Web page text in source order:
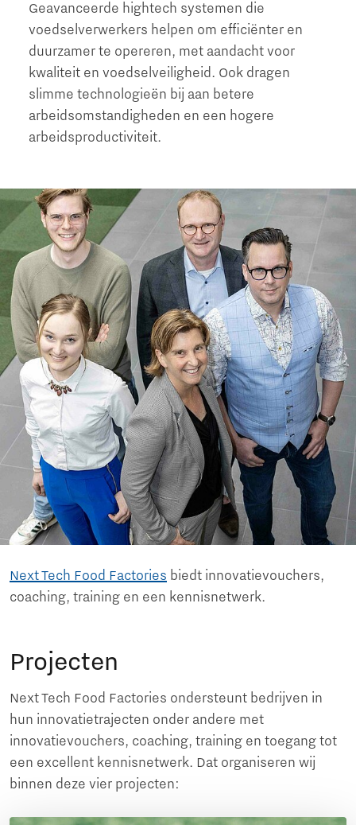
Geavanceerde hightech systemen die
voedselverwerkers helpen om efficiënter en
duurzamer te opereren, met aandacht voor
kwaliteit en voedselveiligheid. Ook dragen
slimme technologieën bij aan betere
arbeidsomstandigheden en een hogere
arbeidsproductiviteit.
Next Tech Food Factories biedt innovatievouchers,
coaching, training en een kennisnetwerk.
Projecten
Next Tech Food Factories ondersteunt bedrijven in
hun innovatietrajecten onder andere met
innovatievouchers, coaching, training en toegang tot
een excellent kennisnetwerk. Dat organiseren wij
binnen deze vier projecten: